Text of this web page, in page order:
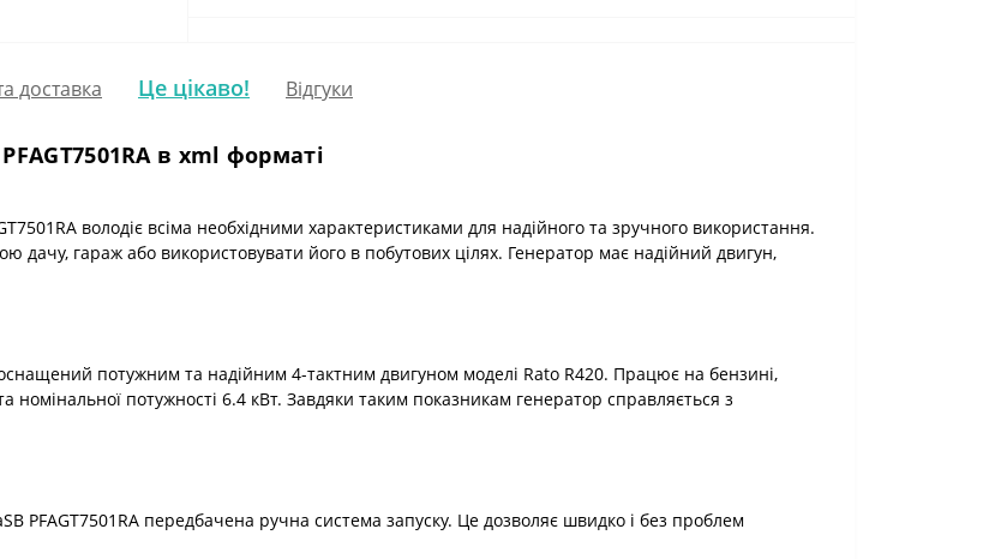
доставка Це цікаво! Відгуки
в xml форматі
володіє всіма необхідними характеристиками для надійного та зручного використання.
дачу, гараж або використовувати його в побутових цілях. Генератор має надійний двигун,
потужним та надійним 4-тактним двигуном моделі Rato R420. Працює на бензині,
номінальної потужності 6.4 кВт. Завдяки таким показникам генератор справляється з
PFAGT7501RA передбачена ручна система запуску. Це дозволяє швидко і без проблем